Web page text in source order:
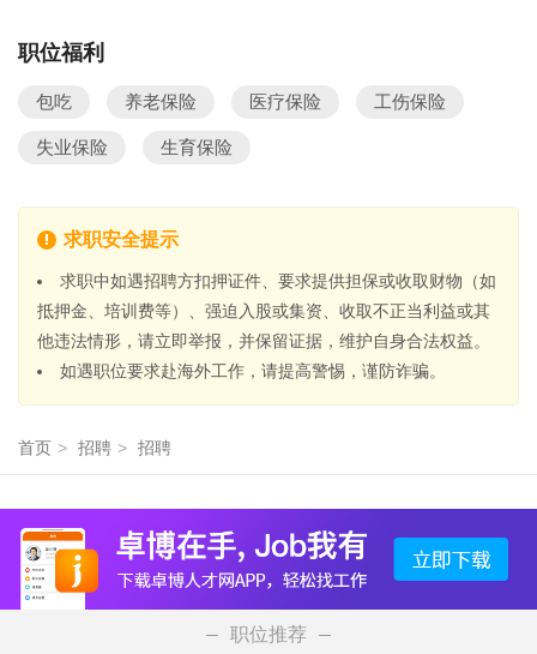
职位福利
包吃 养老保险 医疗保险 工伤保险
失业保险 生育保险
求职安全提示
求职中如遇招聘方扣押证件、要求提供担保或收取财物（如
抵押金、培训费等）、强迫入股或集资、收取不正当利益或其
他违法情形，请立即举报，并保留证据，维护自身合法权益。
如遇职位要求赴海外工作，请提高警惕，谨防诈骗。
首页 > 招聘 > 招聘
职位推荐